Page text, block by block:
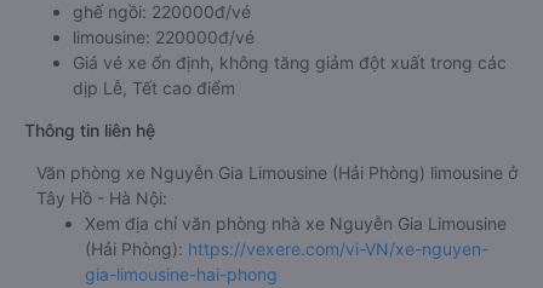
ghế ngồi: 220000đ/vé
limousine: 220000đ/vé
Giá vé xe ổn định, không tăng giảm đột xuất trong các
dịp Lễ, Tết cao điểm
Thông tin liên hệ
Văn phòng xe Nguyễn Gia Limousine (Hải Phòng) limousine ở
Tây Hồ - Hà Nội:
Xem địa chỉ văn phòng nhà xe Nguyễn Gia Limousine
(Hải Phòng): https://vexere.com/vi-VN/xe-nguyen-
gia-limousine-hai-phong